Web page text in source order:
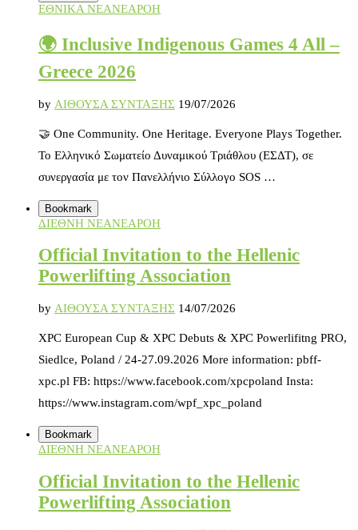
ΕΘΝΙΚΑ ΝΕΑΝΕΑΡΟΗ
🌍 Inclusive Indigenous Games 4 All –
Greece 2026
by ΑΙΘΟΥΣΑ ΣΥΝΤΑΞΗΣ 19/07/2026
🤝 One Community. One Heritage. Everyone Plays Together.
Το Ελληνικό Σωματείο Δυναμικού Τριάθλου (ΕΣΔΤ), σε
συνεργασία με τον Πανελλήνιο Σύλλογο SOS …
Bookmark
ΔΙΕΘΝΗ ΝΕΑΝΕΑΡΟΗ
Official Invitation to the Hellenic
Powerlifting Association
by ΑΙΘΟΥΣΑ ΣΥΝΤΑΞΗΣ 14/07/2026
XPC European Cup & XPC Debuts & XPC Powerlifitng PRO,
Siedlce, Poland / 24-27.09.2026 More information: pbff-
xpc.pl FB: https://www.facebook.com/xpcpoland Insta:
https://www.instagram.com/wpf_xpc_poland
Bookmark
ΔΙΕΘΝΗ ΝΕΑΝΕΑΡΟΗ
Official Invitation to the Hellenic
Powerlifting Association